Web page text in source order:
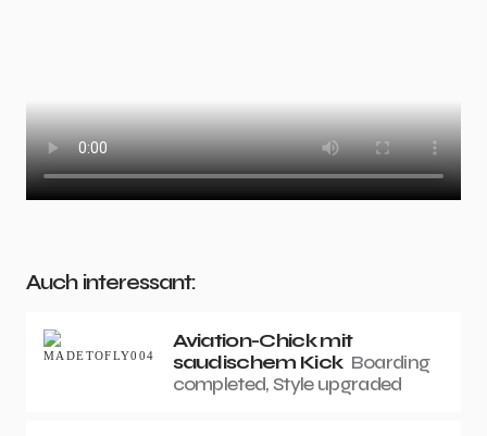
Auch interessant:
Aviation-Chick mit
saudischem Kick Boarding
completed, Style upgraded